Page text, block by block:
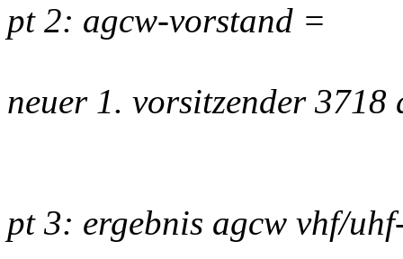
pt 2: agcw-vorstand =
neuer 1. vorsitzender
pt 3: ergebnis agcw vhf/